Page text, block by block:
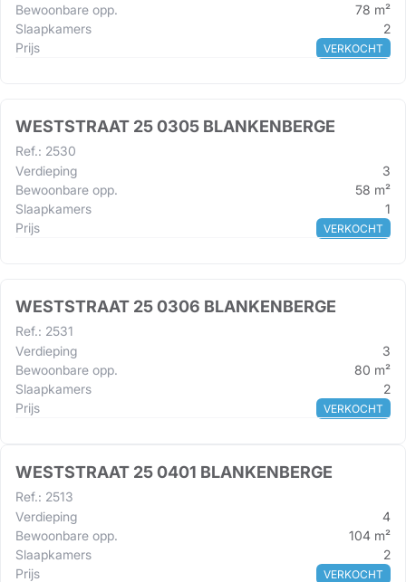
Bewoonbare opp.
78 m²
Slaapkamers
2
Prijs
VERKOCHT
WESTSTRAAT 25 0305 BLANKENBERGE
Ref.: 2530
Verdieping
3
Bewoonbare opp.
58 m²
Slaapkamers
1
Prijs
VERKOCHT
WESTSTRAAT 25 0306 BLANKENBERGE
Ref.: 2531
Verdieping
3
Bewoonbare opp.
80 m²
Slaapkamers
2
Prijs
VERKOCHT
WESTSTRAAT 25 0401 BLANKENBERGE
Ref.: 2513
Verdieping
4
Bewoonbare opp.
104 m²
Slaapkamers
2
Prijs
VERKOCHT